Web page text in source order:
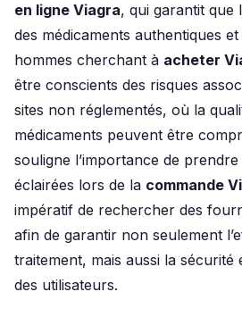
en ligne Viagra, qui garantit que
des médicaments authentiques et
hommes cherchant à acheter
être conscients des risques
sites non réglementés, où la
médicaments peuvent être
souligne l’importance de prendre
éclairées lors de la commande
impératif de rechercher des
afin de garantir non seulement
traitement, mais aussi la sécurité
des utilisateurs.